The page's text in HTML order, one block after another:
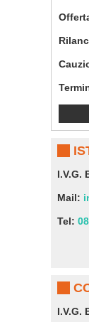
I.V.G.
Mail:
Tel:
I.V.G.